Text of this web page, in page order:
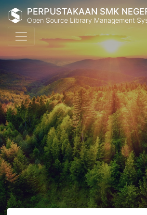
PERPUSTAKAAN SMK
Open Source Library Management